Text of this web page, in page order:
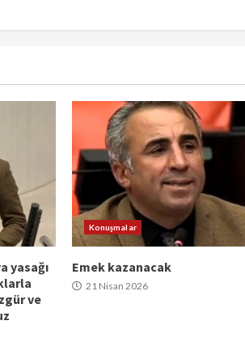
yasağı
ve
Konuşmalar
Emek kazanacak
21 Nisan 2026